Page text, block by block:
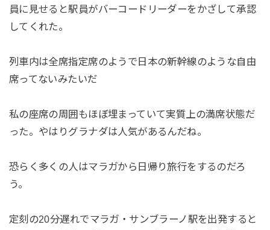
員に見せると駅員がバーコードリーダーをかざして承認
してくれた。
列車内は全席指定席のようで日本の新幹線のような自由
席ってないみたいだ
私の座席の周囲もほぼ埋まっていて実質上の満席状態だ
った。やはりグラナダは人気があるんだね。
恐らく多くの人はマラガから日帰り旅行をするのだろ
う。
定刻の20分遅れでマラガ・サンブラーノ駅を出発すると